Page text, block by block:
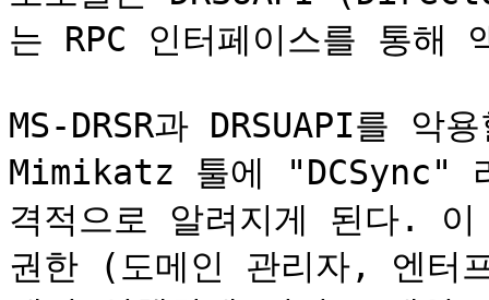
는 RPC 인터페이스를 통해
MS-DRSR과 DRSUAPI를
Mimikatz 툴에 "DCSync"
격적으로 알려지게 된다.
권한 (도메인 관리자, 엔터